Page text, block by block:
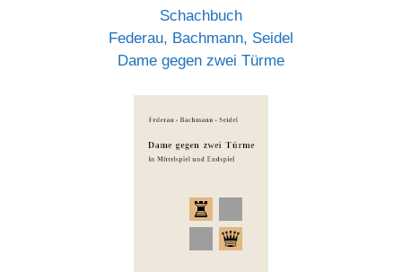
Schachbuch
Federau, Bachmann, Seidel
Dame gegen zwei Türme